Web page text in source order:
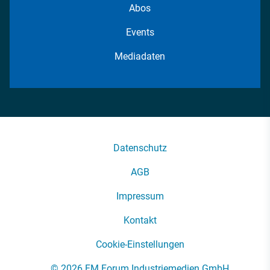
Abos
Events
Mediadaten
Datenschutz
AGB
Impressum
Kontakt
Cookie-Einstellungen